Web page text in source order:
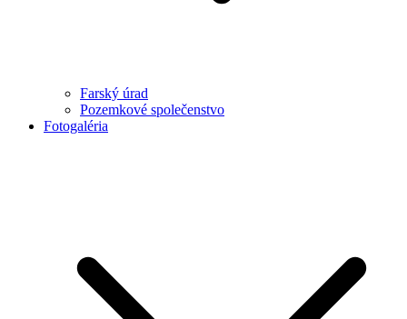
Farský úrad
Pozemkové společenstvo
Fotogaléria